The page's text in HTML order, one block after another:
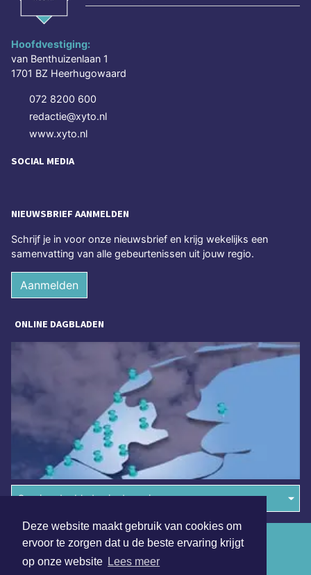
Deze website maakt gebruik van cookies om
ervoor te zorgen dat u de beste ervaring krijgt
op onze website Lees meer
Hoofdvestiging:
van Benthuizenlaan 1
1701 BZ Heerhugowaard
072 8200 600
redactie@xyto.nl
www.xyto.nl
SOCIAL MEDIA
NIEUWSBRIEF AANMELDEN
Schrijf je in voor onze nieuwsbrief en krijg wekelijks een
samenvatting van alle gebeurtenissen uit jouw regio.
Aanmelden
ONLINE DAGBLADEN
Overige dagbladen in de regio
Algemene voorwaarden
Disclaimer